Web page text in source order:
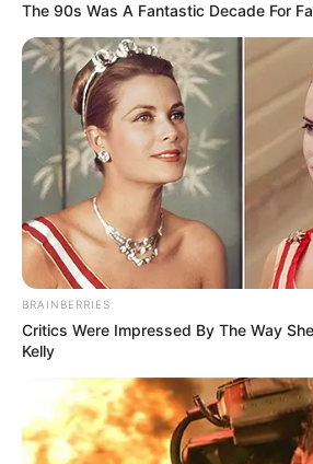
The 90s Was A Fantastic Decade For
BRAINBERRIES
Critics Were Impressed By The Way
Kelly